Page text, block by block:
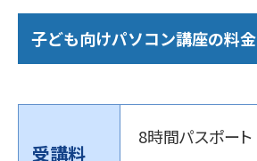
子ども向けパソコン講座の料金
受講料
8時間パスポート